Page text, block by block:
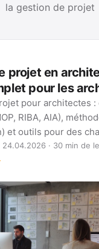
la gestion de projet
projet en
pour les
pour architectes :
RIBA, AIA),
et outils pour des
24.04.2026 · 30 min de